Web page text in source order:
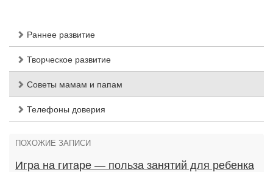
Раннее развитие
Творческое развитие
Советы мамам и папам
Телефоны доверия
ПОХОЖИЕ ЗАПИСИ
Игра на гитаре — польза занятий для ребенка